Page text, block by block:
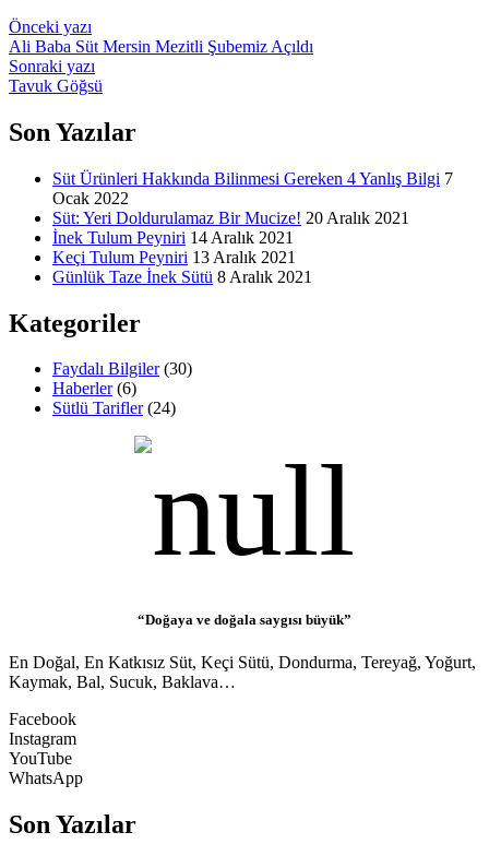
Önceki yazı
Ali Baba Süt Mersin Mezitli Şubemiz Açıldı
Sonraki yazı
Tavuk Göğsü
Son Yazılar
Süt Ürünleri Hakkında Bilinmesi Gereken 4 Yanlış Bilgi 7
Ocak 2022
Süt: Yeri Doldurulamaz Bir Mucize! 20 Aralık 2021
İnek Tulum Peyniri 14 Aralık 2021
Keçi Tulum Peyniri 13 Aralık 2021
Günlük Taze İnek Sütü 8 Aralık 2021
Kategoriler
Faydalı Bilgiler(30)
Haberler(6)
Sütlü Tarifler(24)
“Doğaya ve doğala saygısı büyük”
En Doğal, En Katkısız Süt, Keçi Sütü, Dondurma, Tereyağ, Yoğurt,
Kaymak, Bal, Sucuk, Baklava…
Facebook
Instagram
YouTube
WhatsApp
Son Yazılar